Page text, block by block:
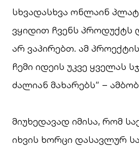
სხვადასხვა ონლაინ
ვყიდით ჩვენს პროდუქტს
არ ვაპირებთ. ამ
ჩემი იდეის უკვე ყველას
ძალიან მახარებს“ –
მიუხედავად იმისა, რომ
იხვის ხორცი დასავლურ